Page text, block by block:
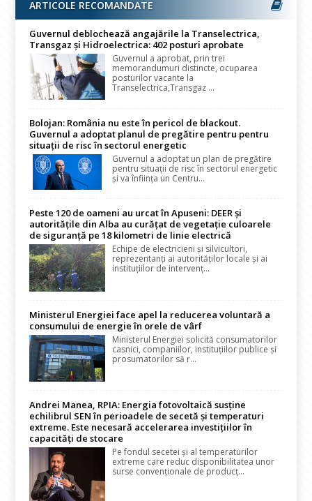
ARTICOLE RECOMANDATE
Guvernul deblochează angajările la Transelectrica,
Transgaz și Hidroelectrica: 402 posturi aprobate
Guvernul a aprobat, prin trei
memorandumuri distincte, ocuparea
posturilor vacante la
Transelectrica,Transgaz ...
Bolojan: România nu este în pericol de blackout.
Guvernul a adoptat planul de pregătire pentru pentru
situații de risc în sectorul energetic
Guvernul a adoptat un plan de pregătire
pentru situații de risc în sectorul energetic
și va înființa un Centru...
Peste 120 de oameni au urcat în Apuseni: DEER și
autoritățile din Alba au curățat de vegetație culoarele
de siguranță pe 18 kilometri de linie electrică
Echipe de electricieni și silvicultori,
reprezentanți ai autorităților locale și ai
instituțiilor de intervenț...
Ministerul Energiei face apel la reducerea voluntară a
consumului de energie în orele de vârf
Ministerul Energiei solicită consumatorilor
casnici, companiilor, instituțiilor publice și
prosumatorilor să r...
Andrei Manea, RPIA: Energia fotovoltaică susține
echilibrul SEN în perioadele de secetă și temperaturi
extreme. Este necesară accelerarea investițiilor în
capacități de stocare
Pe fondul secetei și al temperaturilor
extreme care reduc disponibilitatea unor
surse convenționale de producț...